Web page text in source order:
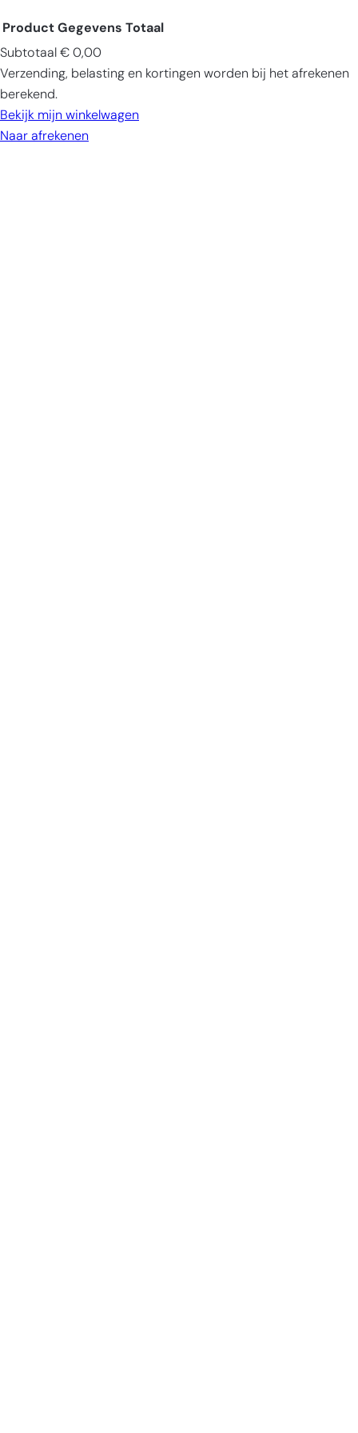
Producten
in
winkelwagen
Product Gegevens Totaal
Subtotaal € 0,00
Verzending, belasting en kortingen worden bij het afrekenen
berekend.
Bekijk mijn winkelwagen
Naar afrekenen